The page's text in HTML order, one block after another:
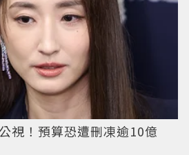
視！預算恐遭刪凍逾10億